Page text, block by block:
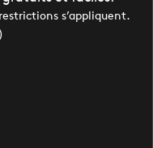
s’appliquent.